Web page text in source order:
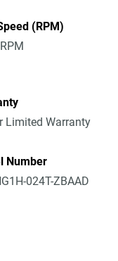
(RPM)
Limited Warranty
Number
024T-ZBAAD